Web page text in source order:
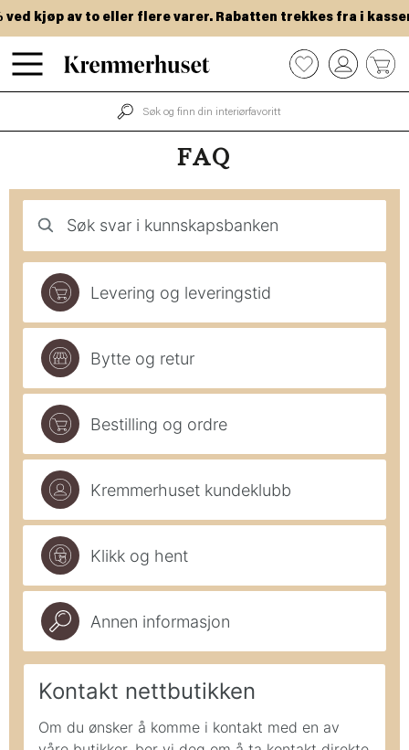
Hopp
til
hovedinnhold
kjøp av to eller flere varer. Rabatten trekkes fra i
0
FAQ